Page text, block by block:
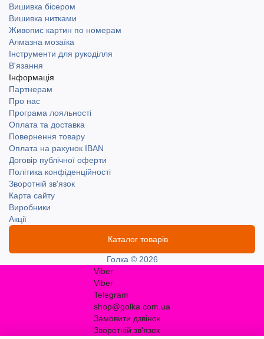
Вишивка бісером
Вишивка нитками
Живопис картин по номерам
Алмазна мозаїка
Інструменти для рукоділля
В'язання
Інформація
Партнерам
Про нас
Програма лояльності
Оплата та доставка
Повернення товару
Оплата на рахунок IBAN
Договір публічної оферти
Політика конфіденційності
Зворотній зв'язок
Карта сайту
Виробники
Акції
Каталог товарів
Голка © 2026
Viber
Viber
Telegram
shop@golka.com.ua
Замовити дзвінок
Зворотній зв'язок